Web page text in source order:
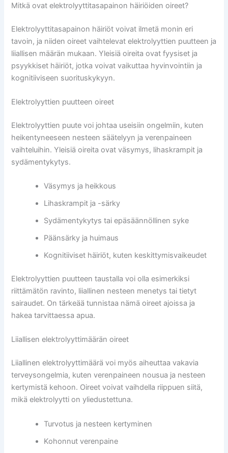
Mitkä ovat elektrolyyttitasapainon häiriöiden oireet?
Elektrolyyttitasapainon häiriöt voivat ilmetä monin eri
tavoin, ja niiden oireet vaihtelevat elektrolyyttien puutteen ja
liiallisen määrän mukaan. Yleisiä oireita ovat fyysiset ja
psyykkiset häiriöt, jotka voivat vaikuttaa hyvinvointiin ja
kognitiiviseen suorituskykyyn.
Elektrolyyttien puutteen oireet
Elektrolyyttien puute voi johtaa useisiin ongelmiin, kuten
heikentyneeseen nesteen säätelyyn ja verenpaineen
vaihteluihin. Yleisiä oireita ovat väsymys, lihaskrampit ja
sydämentykytys.
Väsymys ja heikkous
Lihaskrampit ja -särky
Sydämentykytys tai epäsäännöllinen syke
Päänsärky ja huimaus
Kognitiiviset häiriöt, kuten keskittymisvaikeudet
Elektrolyyttien puutteen taustalla voi olla esimerkiksi
riittämätön ravinto, liiallinen nesteen menetys tai tietyt
sairaudet. On tärkeää tunnistaa nämä oireet ajoissa ja
hakea tarvittaessa apua.
Liiallisen elektrolyyttimäärän oireet
Liiallinen elektrolyyttimäärä voi myös aiheuttaa vakavia
terveysongelmia, kuten verenpaineen nousua ja nesteen
kertymistä kehoon. Oireet voivat vaihdella riippuen siitä,
mikä elektrolyytti on yliedustettuna.
Turvotus ja nesteen kertyminen
Kohonnut verenpaine